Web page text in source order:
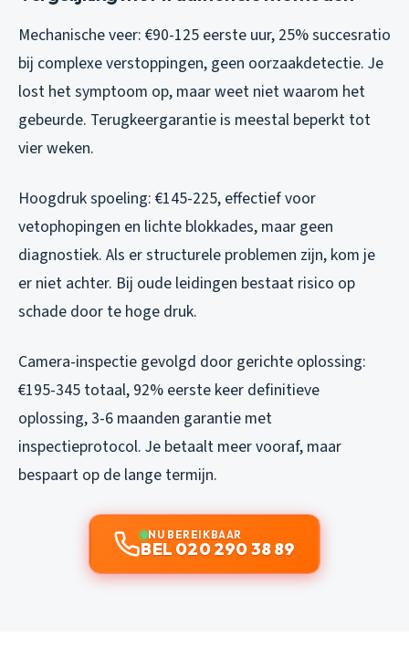
Mechanische veer: €90-125 eerste uur, 25% succesratio
bij complexe verstoppingen, geen oorzaakdetectie. Je
lost het symptoom op, maar weet niet waarom het
gebeurde. Terugkeergarantie is meestal beperkt tot
vier weken.
Hoogdruk spoeling: €145-225, effectief voor
vetophopingen en lichte blokkades, maar geen
diagnostiek. Als er structurele problemen zijn, kom je
er niet achter. Bij oude leidingen bestaat risico op
schade door te hoge druk.
Camera-inspectie gevolgd door gerichte oplossing:
€195-345 totaal, 92% eerste keer definitieve
oplossing, 3-6 maanden garantie met
inspectieprotocol. Je betaalt meer vooraf, maar
bespaart op de lange termijn.
NU BEREIKBAAR
BEL 020 290 38 89